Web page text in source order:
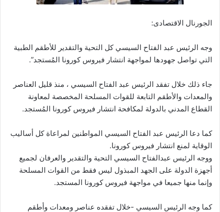
الجورنال الاقتصادى:
وجه الرئيس عبد الفتاح السيسي كل التحية والتقدير للأطقم الطبية
التي تواصل جهودها لمواجهة انتشار فيروس كورونا المُستجد”.
جاء ذلك خلال تفقد الرئيس عبد الفتاح السيسي ، منذ قليل العناصر
والمعدات والأطقم التابعة للقوات المسلحة المخصصة لمعاونة
القطاع المدني بالدولة لمكافحة انتشار فيروس كورونا المُستجد.
كما دعا الرئيس عبد الفتاح السيسي المواطنين لمراعاة كل أساليب
الوقاية لمنع انتشار فيروس كورونا.
ووجه الرئيس عبدالفتاح السيسي التحية والتقدير والعرفان لجميع
أجهزة الدولة على الجهد المبذول ليس فقط من القوات المسلحة
وإنما منها جميعا في مواجهة فيروس كورونا المستجد.
كما وجه الرئيس السيسي -خلال تفقده عناصر ومعدات وأطقم